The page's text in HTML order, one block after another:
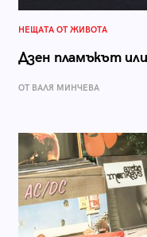
НЕЩАТА ОТ ЖИВОТА
Дзен пламъкът
ОТ ВАЛЯ МИНЧЕВА